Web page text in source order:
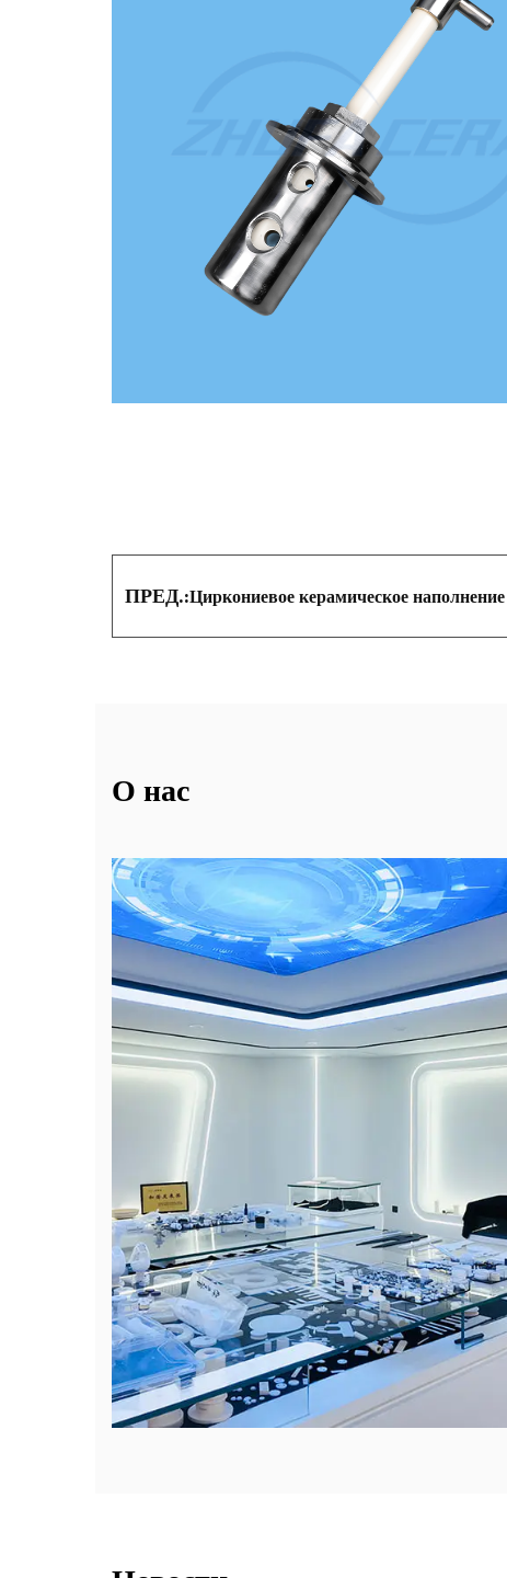
ПРЕД.:Циркониевое керамическое наполнение
О нас